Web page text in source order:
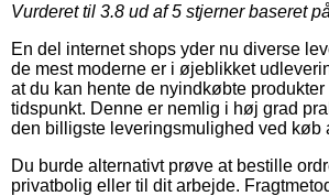
Vurderet til 3.8 ud af 5 stjerner baseret på
En del internet shops yder nu diverse
de mest moderne er i øjeblikket
at du kan hente de nyindkøbte produkter
tidspunkt. Denne er nemlig i høj grad
den billigste leveringsmulighed ved køb
Du burde alternativt prøve at bestille
privatbolig eller til dit arbejde.